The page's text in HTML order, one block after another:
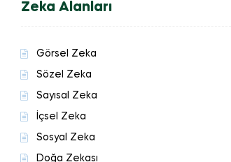
Zeka Alanları
Görsel Zeka
Sözel Zeka
Sayısal Zeka
İçsel Zeka
Sosyal Zeka
Doğa Zekası